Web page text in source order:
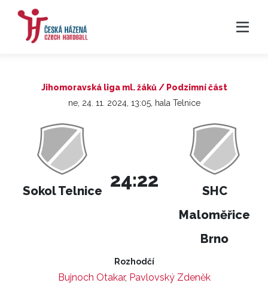
Jihomoravská liga ml. žáků / Podzimní část
ne, 24. 11. 2024, 13:05, hala Telnice
Sokol Telnice 24:22
SHC
Maloměřice
Brno
Rozhodčí
Bujnoch Otakar, Pavlovský Zdeněk